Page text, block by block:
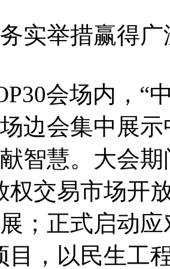
举措赢得广
会场内，“中
边会集中展
智慧。大会
权交易市场开
；正式启动
目，以民生工